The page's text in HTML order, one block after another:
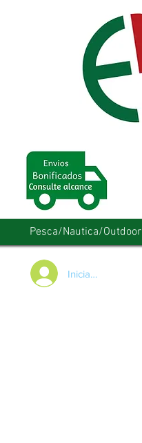
Pesca/Nautica/Outdoor
Iniciar/Registrarse